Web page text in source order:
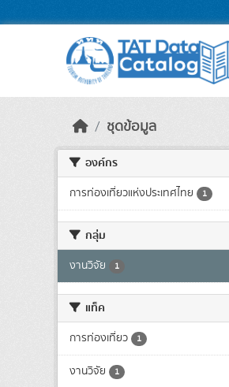
ชุดข้อมูล
องค์กร
การท่องเที่ยวแห่งประเทศไทย 1
กลุ่ม
งานวิจัย 1
แท็ค
การท่องเที่ยว 1
งานวิจัย 1